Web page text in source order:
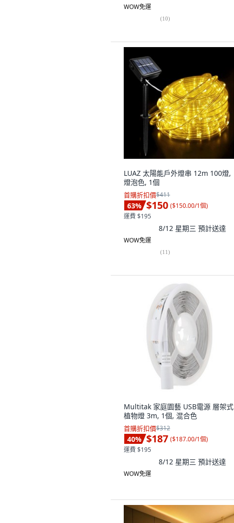
WOW免運
(10)
LUAZ 太陽能戶外燈串 12m 100燈,
燈泡色, 1個
首購折扣價$411
63% $150 ($150.00/1個)
運費 $195
8/12 星期三 預計送達
WOW免運
(11)
Multitak 家庭園藝 USB電源 層架式
植物燈 3m, 1個, 混合色
首購折扣價$312
40% $187 ($187.00/1個)
運費 $195
8/12 星期三 預計送達
WOW免運